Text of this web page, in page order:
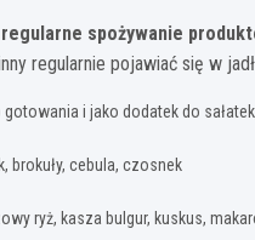
spożywanie
regularnie pojawiać się w
i jako dodatek do
brokuły, cebula, czosnek
ryż, kasza bulgur, kuskus,